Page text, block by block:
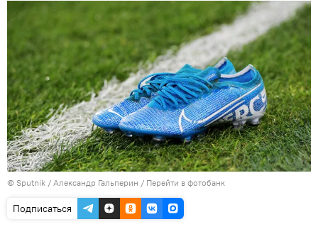
© Sputnik / Александр Гальперин / Перейти в фотобанк
Подписаться